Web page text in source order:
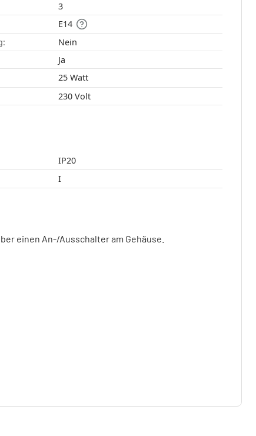
3
E14
Nein
Ja
25 Watt
230 Volt
IP20
I
einen An-/Ausschalter am Gehäuse.